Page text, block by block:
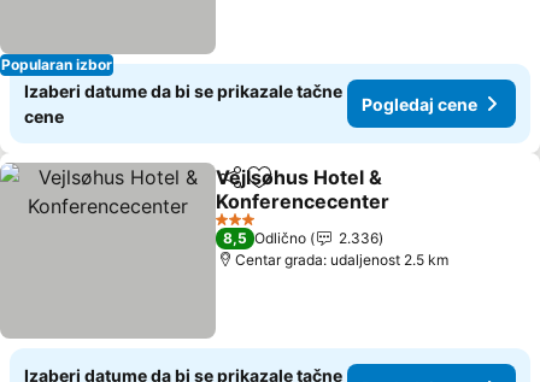
Popularan izbor
Izaberi datume da bi se prikazale tačne
cene
Pogledaj cene
Deli Dodati u favorite
Vejlsøhus Hotel &
Konferencecenter
Pogledaj cene
3 Zvezdice
8,5 Odlično
2.336
Centar grada: udaljenost 2.5 km
Izaberi datume da bi se prikazale tačne